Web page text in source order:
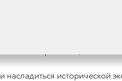
насладиться исторической